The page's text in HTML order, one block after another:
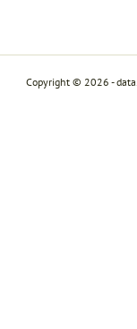
Copyright © 2026 -